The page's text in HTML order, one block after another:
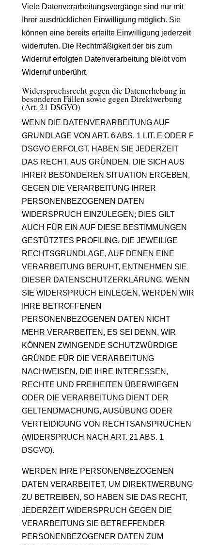
Viele Datenverarbeitungsvorgänge sind nur mit
Ihrer ausdrücklichen Einwilligung möglich. Sie
können eine bereits erteilte Einwilligung jederzeit
widerrufen. Die Rechtmäßigkeit der bis zum
Widerruf erfolgten Datenverarbeitung bleibt vom
Widerruf unberührt.
Widerspruchsrecht gegen die Datenerhebung in
besonderen Fällen sowie gegen Direktwerbung
(Art. 21 DSGVO)
WENN DIE DATENVERARBEITUNG AUF
GRUNDLAGE VON ART. 6 ABS. 1 LIT. E ODER F
DSGVO ERFOLGT, HABEN SIE JEDERZEIT
DAS RECHT, AUS GRÜNDEN, DIE SICH AUS
IHRER BESONDEREN SITUATION ERGEBEN,
GEGEN DIE VERARBEITUNG IHRER
PERSONENBEZOGENEN DATEN
WIDERSPRUCH EINZULEGEN; DIES GILT
AUCH FÜR EIN AUF DIESE BESTIMMUNGEN
GESTÜTZTES PROFILING. DIE JEWEILIGE
RECHTSGRUNDLAGE, AUF DENEN EINE
VERARBEITUNG BERUHT, ENTNEHMEN SIE
DIESER DATENSCHUTZERKLÄRUNG. WENN
SIE WIDERSPRUCH EINLEGEN, WERDEN WIR
IHRE BETROFFENEN
PERSONENBEZOGENEN DATEN NICHT
MEHR VERARBEITEN, ES SEI DENN, WIR
KÖNNEN ZWINGENDE SCHUTZWÜRDIGE
GRÜNDE FÜR DIE VERARBEITUNG
NACHWEISEN, DIE IHRE INTERESSEN,
RECHTE UND FREIHEITEN ÜBERWIEGEN
ODER DIE VERARBEITUNG DIENT DER
GELTENDMACHUNG, AUSÜBUNG ODER
VERTEIDIGUNG VON RECHTSANSPRÜCHEN
(WIDERSPRUCH NACH ART. 21 ABS. 1
DSGVO).
WERDEN IHRE PERSONENBEZOGENEN
DATEN VERARBEITET, UM DIREKTWERBUNG
ZU BETREIBEN, SO HABEN SIE DAS RECHT,
JEDERZEIT WIDERSPRUCH GEGEN DIE
VERARBEITUNG SIE BETREFFENDER
PERSONENBEZOGENER DATEN ZUM